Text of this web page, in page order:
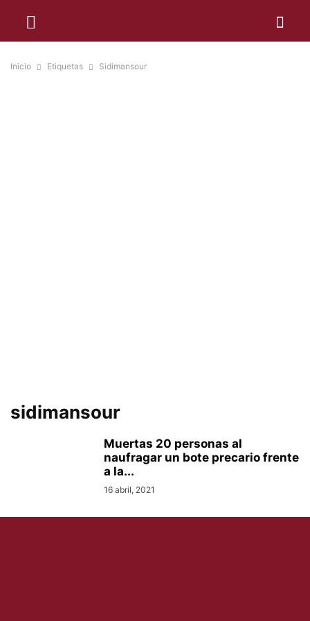
Inicio Etiquetas Sidimansour
sidimansour
Muertas 20 personas al
naufragar un bote precario frente
a la...
16 abril, 2021